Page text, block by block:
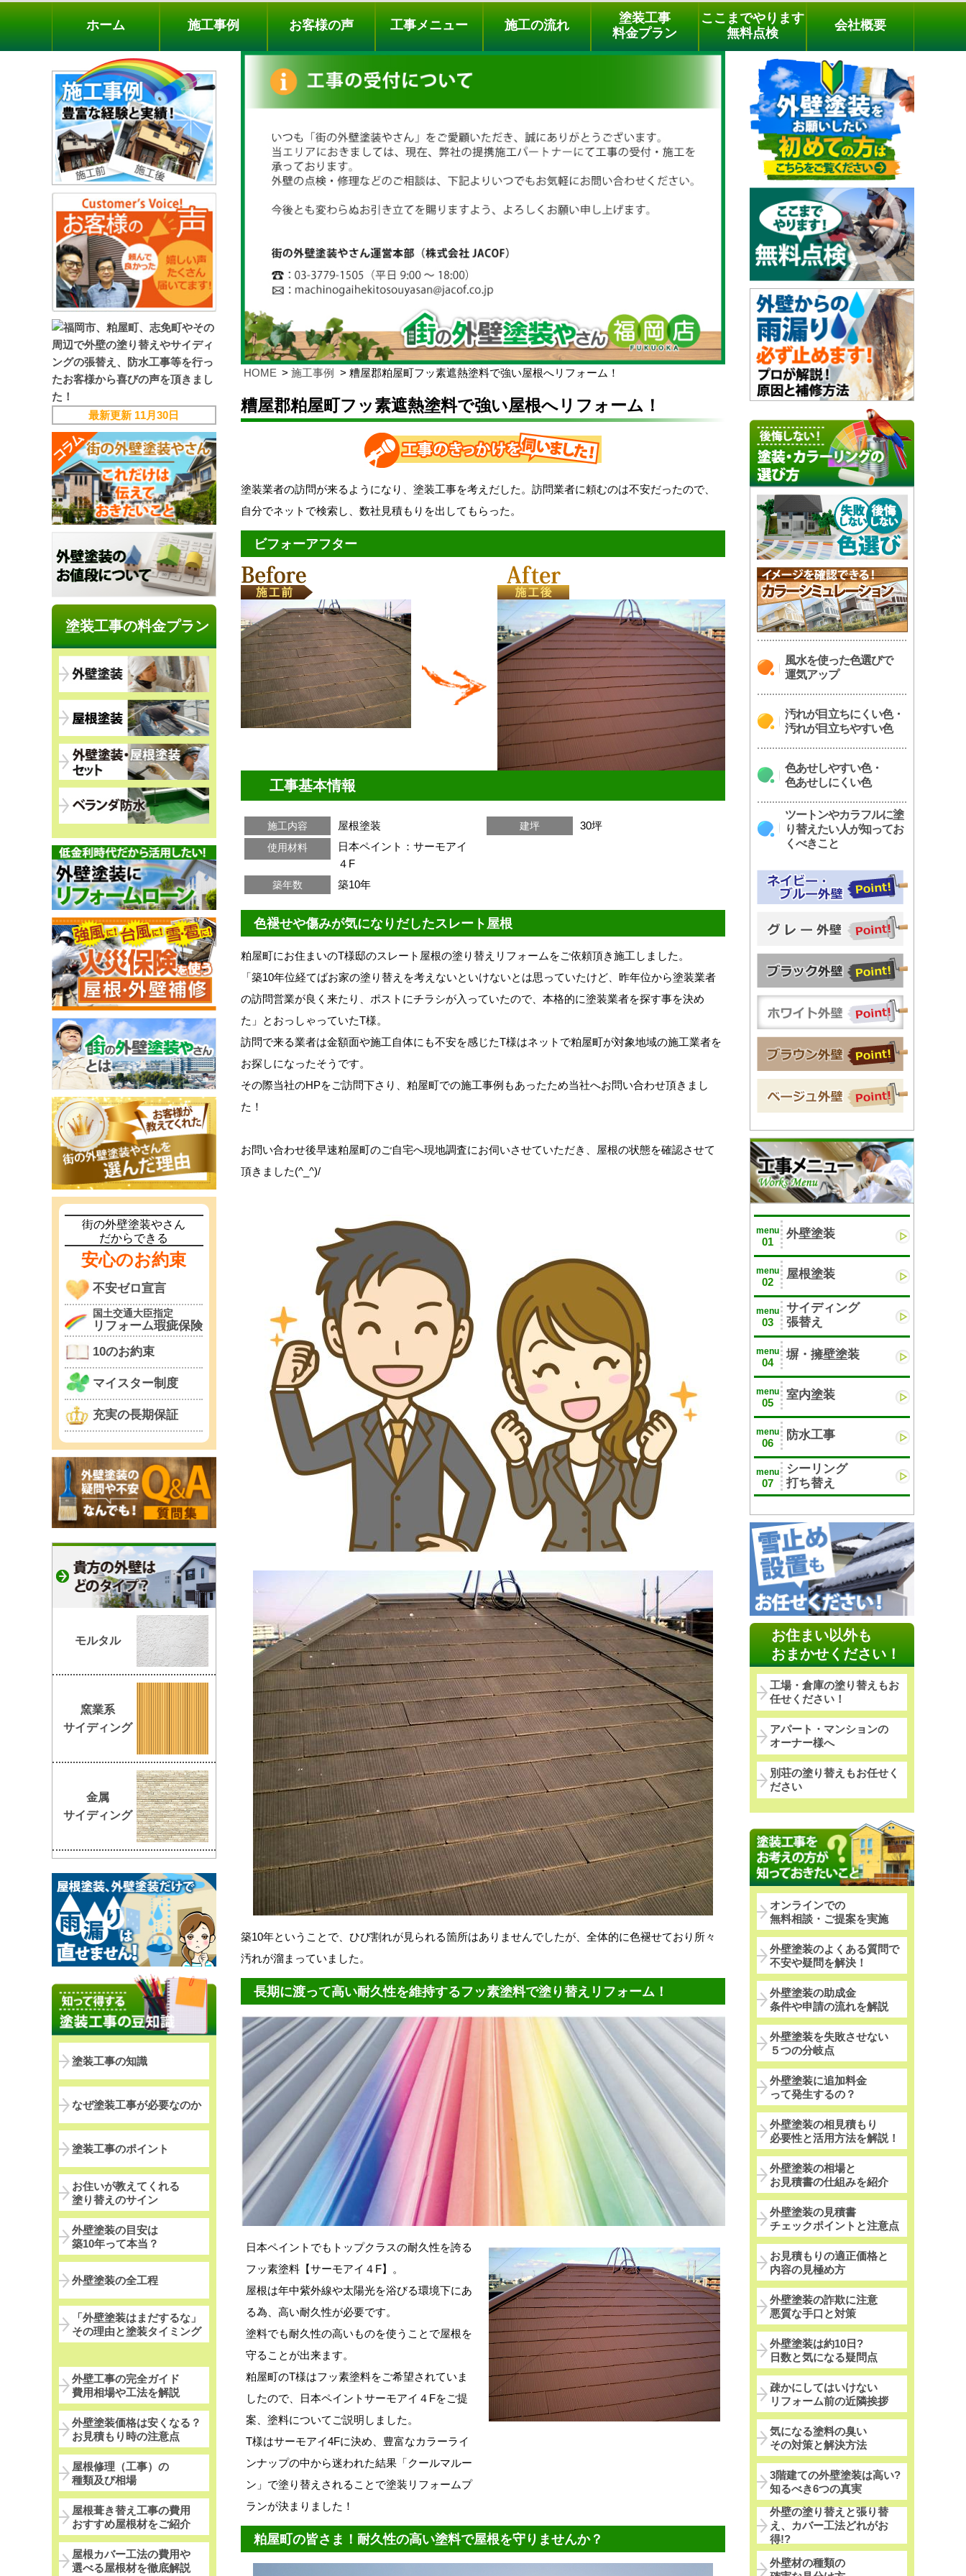
料金プラン 無料点検
電話でのご相談
[9時～18時まで受付中]
phone03-3779-1505
ホーム 施工事例 お客様の声 工事メニュー 施工の流れ
塗装工事
料金プラン
ここまでやります
無料点検
会社概要
HOME 施工事例 糟屋郡粕屋町フッ素遮熱塗料で強い屋根へリフォーム！
糟屋郡粕屋町フッ素遮熱塗料で強い屋根へリフォーム！
塗装業者の訪問が来るようになり、塗装工事を考えだした。訪問業者に頼むのは不安だったので、
自分でネットで検索し、数社見積もりを出してもらった。
ビフォーアフター
工事基本情報
施工内容 屋根塗装
使用材料
日本ペイント：サーモアイ
４F
築年数 築10年
建坪 30坪
色褪せや傷みが気になりだしたスレート屋根
粕屋町にお住まいのT様邸のスレート屋根の塗り替えリフォーム をご依頼頂き施工しました。
「築10年位経てばお家の塗り替えを考えないといけないとは思っていたけど、 昨年位から塗装業者
の訪問営業が良く来たり、ポストにチラシが入っていたので、本格的に塗装業者を探す事を決め
た」とおっしゃっていたT様。
訪問で来る業者は金額面や施工自体にも不安を感じたT様はネットで粕屋町が対象地域の施工業者を
お探しになったそうです。
その際当社のHPをご訪問下さり、粕屋町での施工事例もあったため当社へお問い合わせ頂きまし
た！
お問い合わせ後早速粕屋町のご自宅へ現地調査にお伺いさせていただき、屋根の状態を確認させて
頂きました(^_^)/
築10年ということで、ひび割れが見られる箇所はありませんでしたが、全体的に色褪せており所々
汚れが溜まっていました。
長期に渡って高い耐久性を維持するフッ素塗料で塗り替えリフォーム！
日本ペイントでもトップクラスの耐久性を誇る
フッ素塗料【サーモアイ４F】 。
屋根は年中紫外線や太陽光を浴びる環境下にあ
る為、高い耐久性が必要です。
塗料でも耐久性の高いものを使うことで屋根を
守ることが出来ます。
粕屋町のT様はフッ素塗料をご希望されていま
したので、日本ペイントサーモアイ４Fをご提
案、塗料についてご説明しました。
T様はサーモアイ4Fに決め、 豊富なカラーライ
ンナップの中から迷われた結果 「クールマルー
ン」 で塗り替えされること で塗装リフォームプ
ランが決まりました！
粕屋町の皆さま！耐久性の高い塗料で屋根を守りませんか？
風水を使った色選びで
運気アップ
汚れが目立ちにくい色・
汚れが目立ちやすい色
色あせしやすい色・
色あせしにくい色
ツートンやカラフルに塗
り替えたい人が知ってお
くべきこと
menu
01
外壁塗装
menu
02
屋根塗装
menu
03
サイディング
張替え
menu
04
塀・擁壁塗装
menu
05
室内塗装
menu
06
防水工事
menu
07
シーリング
打ち替え
お住まい以外も
おまかせください！
工場・倉庫の塗り替えもお
任せください！
アパート・マンションの
オーナー様へ
別荘の塗り替えもお任せく
ださい
オンラインでの
無料相談・ご提案を実施
外壁塗装のよくある質問で
不安や疑問を解決！
外壁塗装の助成金
条件や申請の流れを解説
外壁塗装を失敗させない
５つの分岐点
外壁塗装に追加料金
って発生するの？
外壁塗装の相見積もり
必要性と活用方法を解説！
外壁塗装の相場と
お見積書の仕組みを紹介
外壁塗装の見積書
チェックポイントと注意点
お見積もりの適正価格と
内容の見極め方
外壁塗装の詐欺に注意
悪質な手口と対策
外壁塗装は約10日?
日数と気になる疑問点
疎かにしてはいけない
リフォーム前の近隣挨拶
気になる塗料の臭い
その対策と解決方法
3階建ての外壁塗装は高い?
知るべき6つの真実
外壁の塗り替えと張り替
え、カバー工法どれがお
得!?
外壁材の種類の
最新更新 11月30日
塗装工事の料金プラン
街の外壁塗装やさん
だからできる
安心のお約束
不安ゼロ宣言
国土交通大臣指定
リフォーム瑕疵保険
10のお約束
マイスター制度
充実の長期保証
モルタル
窯業系
サイディング
金属
サイディング
塗装工事の知識
なぜ塗装工事が必要なのか
塗装工事のポイント
お住いが教えてくれる
塗り替えのサイン
外壁塗装の目安は
築10年って本当？
外壁塗装の全工程
「外壁塗装はまだするな」
その理由と塗装タイミング
外壁工事の完全ガイド
費用相場や工法を解説
外壁塗装価格は安くなる？
お見積もり時の注意点
屋根修理（工事）の
種類及び相場
屋根葺き替え工事の費用
おすすめ屋根材をご紹介
屋根カバー工法の費用や
選べる屋根材を徹底解説